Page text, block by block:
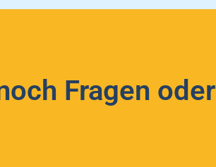
Fragen oder